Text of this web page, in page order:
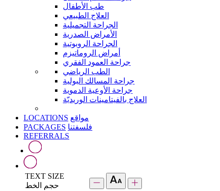
طب الأطفال
العلاج الطبيعي
الجراحة التجميلية
الأمراض الصدرية
الجراحة الروبوتية
أمراض الروماتيزم
جراحة العمود الفقري
الطب الرياضي
جراحة المسالك البولية
جراحة الأوعية الدموية
العلاج بالفيتامينات الوريديّة
LOCATIONS مواقع
PACKAGES فلسفتنا
REFERRALS
TEXT SIZE
حجم الخط